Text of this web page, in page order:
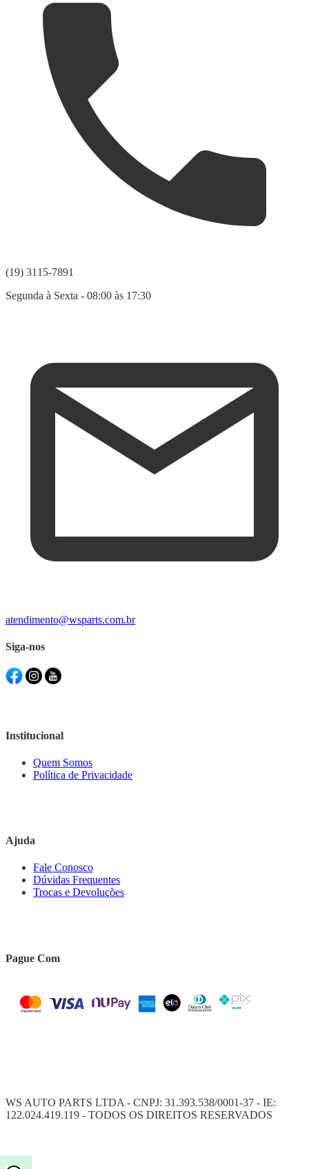
(19) 3115-7891
Segunda à Sexta - 08:00 às 17:30
atendimento@wsparts.com.br
Siga-nos
Institucional
Quem Somos
Política de Privacidade
Ajuda
Fale Conosco
Dúvidas Frequentes
Trocas e Devoluções
Pague Com
WS AUTO PARTS LTDA - CNPJ: 31.393.538/0001-37 - IE:
122.024.419.119 - TODOS OS DIREITOS RESERVADOS